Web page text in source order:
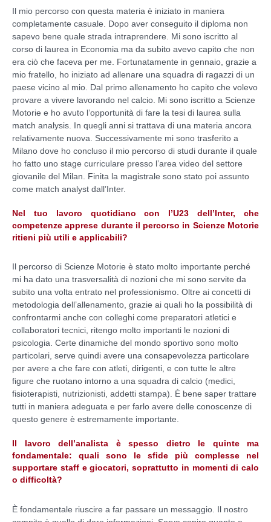
Il mio percorso con questa materia è iniziato in maniera
completamente casuale. Dopo aver conseguito il diploma non
sapevo bene quale strada intraprendere. Mi sono iscritto al
corso di laurea in Economia ma da subito avevo capito che non
era ciò che faceva per me. Fortunatamente in gennaio, grazie a
mio fratello, ho iniziato ad allenare una squadra di ragazzi di un
paese vicino al mio. Dal primo allenamento ho capito che volevo
provare a vivere lavorando nel calcio. Mi sono iscritto a Scienze
Motorie e ho avuto l’opportunità di fare la tesi di laurea sulla
match analysis. In quegli anni si trattava di una materia ancora
relativamente nuova. Successivamente mi sono trasferito a
Milano dove ho concluso il mio percorso di studi durante il quale
ho fatto uno stage curriculare presso l’area video del settore
giovanile del Milan. Finita la magistrale sono stato poi assunto
come match analyst dall’Inter.
Nel tuo lavoro quotidiano con l’U23 dell’Inter, che
competenze apprese durante il percorso in Scienze Motorie
ritieni più utili e applicabili?
Il percorso di Scienze Motorie è stato molto importante perché
mi ha dato una trasversalità di nozioni che mi sono servite da
subito una volta entrato nel professionismo. Oltre ai concetti di
metodologia dell’allenamento, grazie ai quali ho la possibilità di
confrontarmi anche con colleghi come preparatori atletici e
collaboratori tecnici, ritengo molto importanti le nozioni di
psicologia. Certe dinamiche del mondo sportivo sono molto
particolari, serve quindi avere una consapevolezza particolare
per avere a che fare con atleti, dirigenti, e con tutte le altre
figure che ruotano intorno a una squadra di calcio (medici,
fisioterapisti, nutrizionisti, addetti stampa). È bene saper trattare
tutti in maniera adeguata e per farlo avere delle conoscenze di
questo genere è estremamente importante.
Il lavoro dell’analista è spesso dietro le quinte ma
fondamentale: quali sono le sfide più complesse nel
supportare staff e giocatori, soprattutto in momenti di calo
o difficoltà?
È fondamentale riuscire a far passare un messaggio. Il nostro